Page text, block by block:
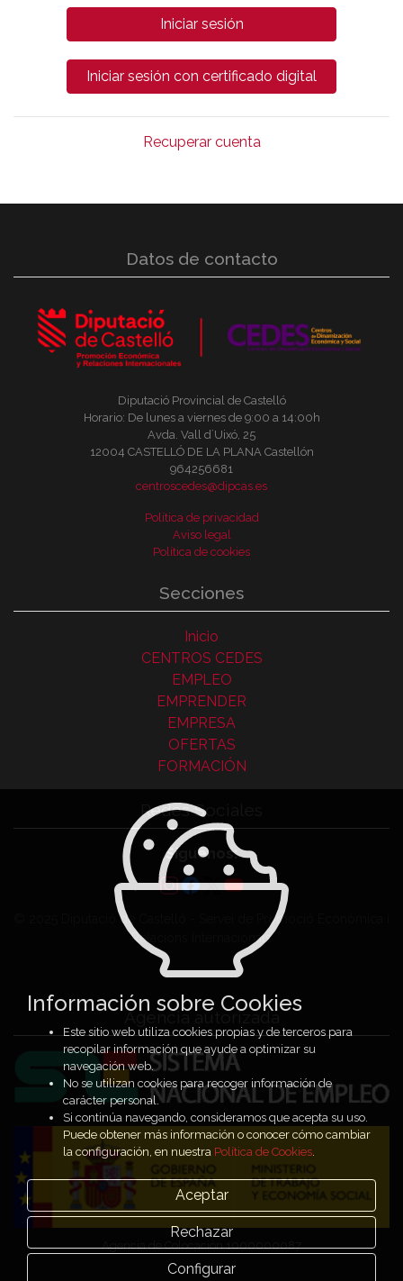
Recuperar cuenta
Datos de contacto
Diputació Provincial de Castelló
Horario: De lunes a viernes de 9:00 a 14:00h
Avda. Vall d´Uixó, 25
12004 CASTELLÓ DE LA PLANA Castellón
964256681
centroscedes@dipcas.es
Política de privacidad
Aviso legal
Política de cookies
Secciones
Inicio
CENTROS CEDES
EMPLEO
EMPRENDER
EMPRESA
OFERTAS
FORMACIÓN
Redes Sociales
Síguenos:
© 2025 Diputació de Castelló - Servei de Promoció Econòmica i
Relacions Internacionals
Agencia autorizada
Agencia de Colocación 1000000087
Información sobre Cookies
Este sitio web utiliza cookies propias y de terceros para
recopilar información que ayude a optimizar su
navegación web.
No se utilizan cookies para recoger información de
carácter personal.
Si continúa navegando, consideramos que acepta su uso.
Puede obtener más información o conocer cómo cambiar
la configuración, en nuestra Política de Cookies.
Aceptar
Rechazar
Configurar